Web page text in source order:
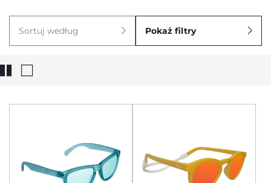
wygodę i dopasowanie do potrzeb najmłodszych, dzięki
czemu dziecko może swobodnie odkrywać świat.
Sortuj według Pokaż filtry